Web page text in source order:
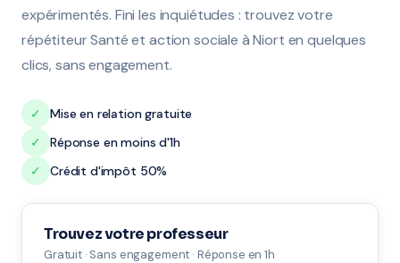
expérimentés. Fini les inquiétudes : trouvez votre
répétiteur Santé et action sociale à Niort en quelques
clics, sans engagement.
✓
Mise en relation gratuite
✓
Réponse en moins d'1h
✓
Crédit d'impôt 50%
Trouvez votre professeur
Gratuit · Sans engagement · Réponse en 1h